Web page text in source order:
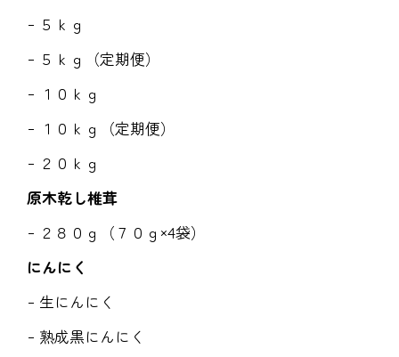
５ｋｇ
５ｋｇ（定期便）
１０ｋｇ
１０ｋｇ（定期便）
２０ｋｇ
原木乾し椎茸
２８０ｇ（７０ｇ×4袋）
にんにく
生にんにく
熟成黒にんにく